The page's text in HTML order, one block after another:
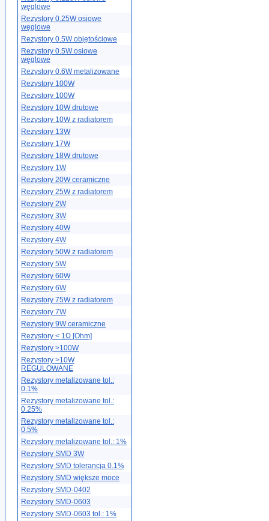
węglowe
Rezystory 0.25W osiowe
węglowe
Rezystory 0.5W objętościowe
Rezystory 0.5W osiowe
węglowe
Rezystory 0.6W metalizowane
Rezystory 100W
Rezystory 100W
Rezystory 10W drutowe
Rezystory 10W z radiatorem
Rezystory 13W
Rezystory 17W
Rezystory 18W drutowe
Rezystory 1W
Rezystory 20W ceramiczne
Rezystory 25W z radiatorem
Rezystory 2W
Rezystory 3W
Rezystory 40W
Rezystory 4W
Rezystory 50W z radiatorem
Rezystory 5W
Rezystory 60W
Rezystory 6W
Rezystory 75W z radiatorem
Rezystory 7W
Rezystory 9W ceramiczne
Rezystory < 1Ω [Ohm]
Rezystory >100W
Rezystory >10W
REGULOWANE
Rezystory metalizowane tol.:
0.1%
Rezystory metalizowane tol.:
0.25%
Rezystory metalizowane tol.:
0.5%
Rezystory metalizowane tol.: 1%
Rezystory SMD 3W
Rezystory SMD tolerancja 0.1%
Rezystory SMD większe moce
Rezystory SMD-0402
Rezystory SMD-0603
Rezystory SMD-0603 tol.: 1%